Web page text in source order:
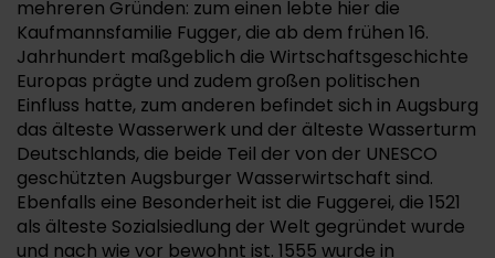
mehreren Gründen: zum einen lebte hier die
Kaufmannsfamilie Fugger, die ab dem frühen 16.
Jahrhundert maßgeblich die Wirtschaftsgeschichte
Europas prägte und zudem großen politischen
Einfluss hatte, zum anderen befindet sich in Augsburg
das älteste Wasserwerk und der älteste Wasserturm
Deutschlands, die beide Teil der von der UNESCO
geschützten Augsburger Wasserwirtschaft sind.
Ebenfalls eine Besonderheit ist die Fuggerei, die 1521
als älteste Sozialsiedlung der Welt gegründet wurde
und nach wie vor bewohnt ist. 1555 wurde in